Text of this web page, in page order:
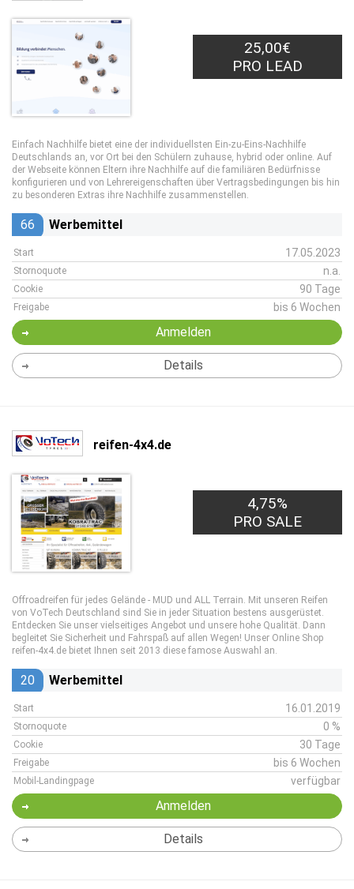
25,00€
PRO LEAD
Einfach Nachhilfe bietet eine der individuellsten Ein-zu-Eins-Nachhilfe
Deutschlands an, vor Ort bei den Schülern zuhause, hybrid oder online. Auf
der Webseite können Eltern ihre Nachhilfe auf die familiären Bedürfnisse
konfigurieren und von Lehrereigenschaften über Vertragsbedingungen bis hin
zu besonderen Extras ihre Nachhilfe zusammenstellen.
66 Werbemittel
Start 17.05.2023
Stornoquote n.a.
Cookie 90 Tage
Freigabe bis 6 Wochen
Anmelden
Details
reifen-4x4.de
4,75%
PRO SALE
Offroadreifen für jedes Gelände - MUD und ALL Terrain. Mit unseren Reifen
von VoTech Deutschland sind Sie in jeder Situation bestens ausgerüstet.
Entdecken Sie unser vielseitiges Angebot und unsere hohe Qualität. Dann
begleitet Sie Sicherheit und Fahrspaß auf allen Wegen! Unser Online Shop
reifen-4x4.de bietet Ihnen seit 2013 diese famose Auswahl an.
20 Werbemittel
Start 16.01.2019
Stornoquote 0 %
Cookie 30 Tage
Freigabe bis 6 Wochen
Mobil-Landingpage verfügbar
Anmelden
Details